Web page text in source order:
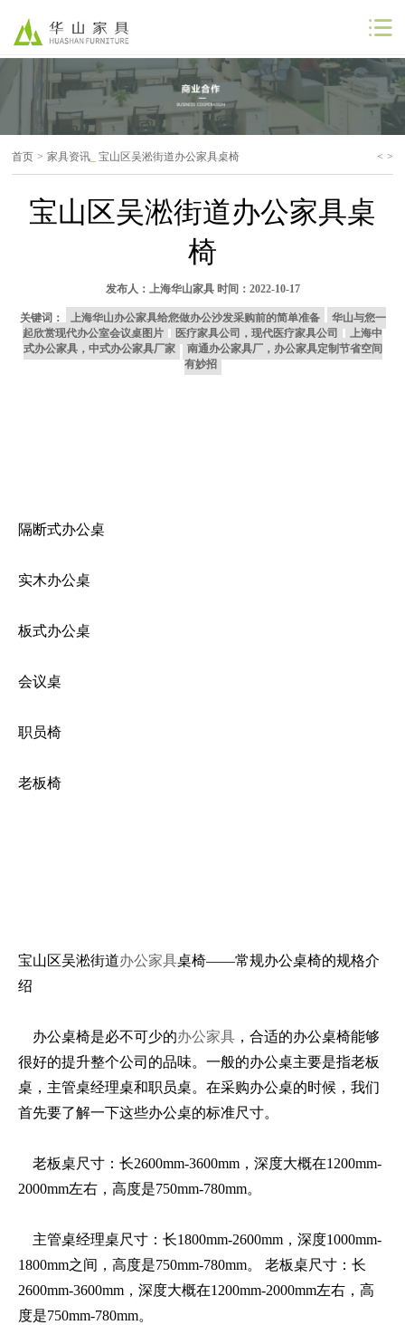
公司首页
公司简介
工程案例
联系我们
首页 > 家具资讯 _宝山区吴淞街道办公家具桌椅 < >
宝山区吴淞街道办公家具桌
椅
发布人： 上海华山家具时间：2022-10-17
关键词： 上海华山办公家具给您做办公沙发采购前的简单准备
华山与您一
起欣赏现代办公室会议桌图片
医疗家具公司，现代医疗家具公司
上海中
式办公家具，中式办公家具厂家
南通办公家具厂，办公家具定制节省空间
有妙招
隔断式办公桌
实木办公桌
板式办公桌
会议桌
职员椅
老板椅
宝山区吴淞街道办公家具桌椅――常规办公桌椅的规格介
绍
办公桌椅是必不可少的办公家具 ，合适的办公桌椅能够
很好的提升整个公司的品味。一般的办公桌主要是指老板
桌，主管桌经理桌和职员桌。在采购办公桌的时候，我们
首先要了解一下这些办公桌的标准尺寸。
老板桌尺寸：长2600mm-3600mm，深度大概在1200mm-
2000mm左右，高度是750mm-780mm。
主管桌经理桌尺寸：长1800mm-2600mm，深度1000mm-
1800mm之间，高度是750mm-780mm。 老板桌尺寸：长
2600mm-3600mm，深度大概在1200mm-2000mm左右，高
度是750mm-780mm。